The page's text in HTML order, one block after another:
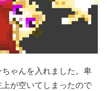
ゃんを入れました。卑
が空いてしまったので